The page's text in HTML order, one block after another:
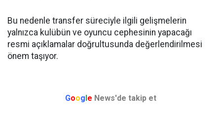
Bu nedenle transfer süreciyle ilgili gelişmelerin
yalnızca kulübün ve oyuncu cephesinin yapacağı
resmi açıklamalar doğrultusunda değerlendirilmesi
önem taşıyor.
Goog e News'de takip et